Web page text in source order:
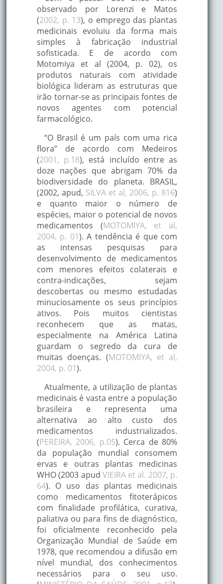
observado por Lorenzi e Matos
(2002, p. 13), o emprego das plantas
medicinais evoluiu da forma mais
simples à fabricação industrial
sofisticada. E de acordo com
Motomiya et al (2004, p. 02), os
produtos naturais com atividade
biológica lideram as estruturas que
irão tornar-se as principais fontes de
novos agentes com potencial
farmacológico.
“O Brasil é um país com uma rica
flora” de acordo com Medeiros
(2001, p.18), está incluído entre as
doze nações que abrigam 70% da
biodiversidade do planeta. BRASIL,
(2002, apud, SILVA et al, 2006, p. 816)
e quanto maior o número de
espécies, maior o potencial de novos
medicamentos (MOTOMIYA, et al,
2004, p. 01). A tendência é que com
as intensas pesquisas para
desenvolvimento de medicamentos
com menores efeitos colaterais e
contra-indicações, sejam
descobertas ou mesmo estudadas
minuciosamente os seus princípios
ativos. Pois muitos cientistas
reconhecem que as matas,
especialmente na América Latina
guardam o segredo da cura de
muitas doenças. (MOTOMIYA, et al,
2004, p. 01).
Atualmente, a utilização de plantas
medicinais é vasta entre a população
brasileira e representa uma
alternativa ao alto custo dos
medicamentos industrializados.
(PEREIRA, 2006, p.05). Cerca de 80%
da população mundial consomem
ervas e outras plantas medicinas
WHO (2003 apud VIEIRA et al. 2007, p.
64). O uso das plantas medicinais
como medicamentos fitoterápicos
com finalidade profilática, curativa,
paliativa ou para fins de diagnóstico,
foi oficialmente reconhecido pela
Organização Mundial de Saúde em
1978, que recomendou a difusão em
nível mundial, dos conhecimentos
necessários para o seu uso.